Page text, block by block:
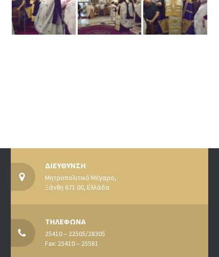
ΔΙΕΥΘΥΝΣΗ
Μητροπολιτικό Μέγαρο,
Ξάνθη 671 00, Ελλάδα
ΤΗΛΕΦΩΝΑ
25410 – 22505/28305
Fax: 25410 – 25581